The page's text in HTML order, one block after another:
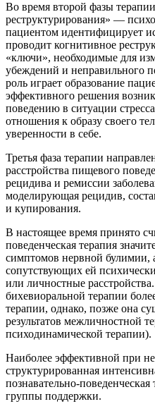
Во время второй фазы
реструктурирования» —
пациентом идентифицирует
проводит когнитивное
«ключи», необходимые для
убеждений и неправильного
роль играет образование
эффективного решения
поведению в ситуации
отношения к образу своего
уверенности в себе.
Третья фаза терапии
расстройства пищевого
рецидива и ремиссии
моделирующая рецидив,
и купирования.
В настоящее время принято
поведенческая терапия
симптомов нервной булимии,
сопутствующих ей
или личностные
бихевиоральной терапии
терапии, однако, позже она
результатов межличностной
психодинамической терапии).
Наиболее эффективной при
структурированная
познавательно-
группы поддержки.